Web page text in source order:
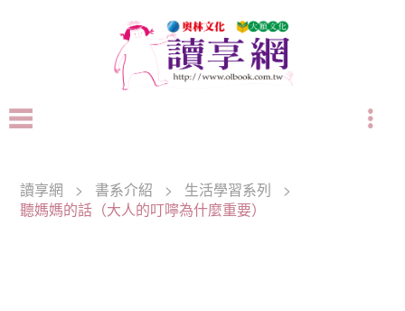
讀享網 > 書系介紹 > 生活學習系列
>
聽媽媽的話（大人的叮嚀為什麼重要）